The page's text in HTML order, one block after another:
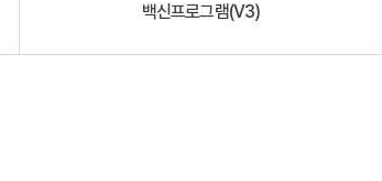
백신프로그램(V3)